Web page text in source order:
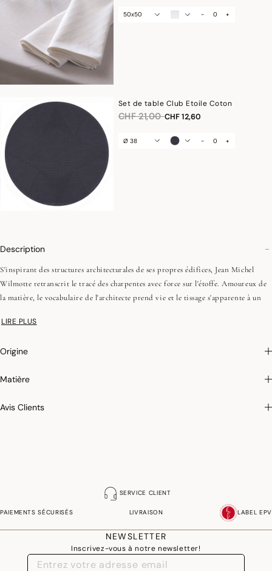
50x50 - +
Set de table Club Etoile Coton
Réduction de
CHF 21,00à
CHF 12,60
Ø 38 - +
Description
S'inspirant des structures architecturales de ses propres édifices, Jean Michel
Wilmotte retranscrit le tracé des charpentes avec force sur l'étoffe. Amoureux de
la matière, le vocabulaire de l'architecte prend vie et le tissage s'apparente à un
Fil de trame flamé, mélange intime, assoupli
LIRE PLUS
Origine
Matière
Avis Clients
SERVICE CLIENT
PAIEMENTS SÉCURISÉS LIVRAISON LABEL EPV
NEWSLETTER
Inscrivez-vous à notre newsletter!